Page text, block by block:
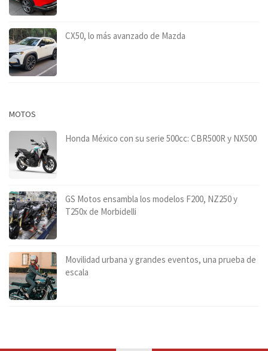
CX50, lo más avanzado de Mazda
MOTOS
Honda México con su serie 500cc: CBR500R y NX500
GS Motos ensambla los modelos F200, NZ250 y
T250x de Morbidelli
Movilidad urbana y grandes eventos, una prueba de
escala